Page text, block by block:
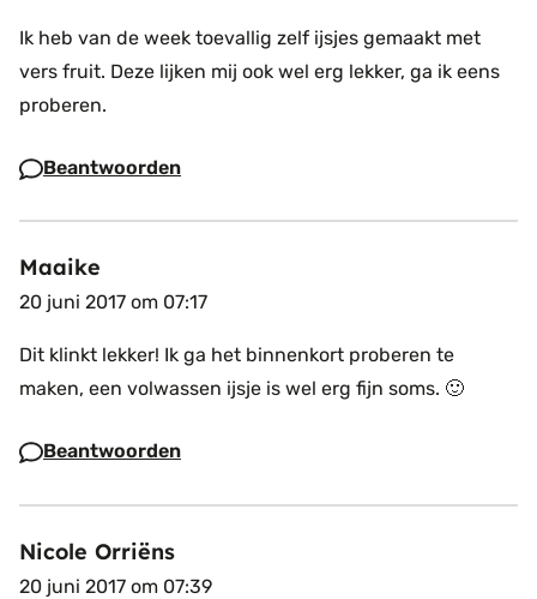
Ik heb van de week toevallig zelf ijsjes gemaakt met
vers fruit. Deze lijken mij ook wel erg lekker, ga ik eens
proberen.
Beantwoorden
Maaike
20 juni 2017 om 07:17
Dit klinkt lekker! Ik ga het binnenkort proberen te
maken, een volwassen ijsje is wel erg fijn soms. 🙂
Beantwoorden
Nicole Orriëns
20 juni 2017 om 07:39